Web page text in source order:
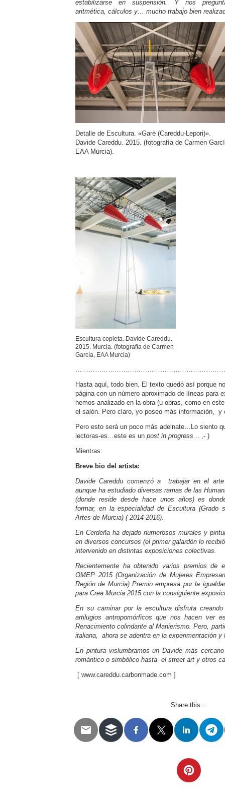
estabilizarse en suspensión. Y nos
aritmética, cálculos y… mucho trabajo bien
Detalle de Escultura. «Garè (Careddu-Lepori)».
Davide Careddu. 2015. (fotografía de Carmen
EAA Murcia).
Escultura copleta. Davide Careddu.
2015. Murcia. (fotografía de Carmen
García, EAA Murcia)
Hasta aquí, todo bien. El texto quedó así porque
página con un número aproximado de líneas para
hemos analizado en la obra (u obras, como en
el salón. Pero claro, yo poseo más información, y
Pero esto será un poco más adelnate…Lo siento
lectoras-es…este es un post in progress.
.. ,- )
Mientras:
Breve bio del artista:
Davide Careddu comenzó a trabajar en el
aunque ha estudiado diversas ramas de las
(donde reside desde hace unos años) es
formar, en la especialidad de Escultura (Grado
Artes de Murcia) ( 2014-2016).
En Cerdeña ha dejado numerosos murales y
en diversos concursos (el primer galardón lo
intervenido en distintas exposiciones colectivas.
Recientemente ha obtenido varios premios de
OMEP 2015 (Organización de Mujeres
Región de Murcia) Premio empresa por la
para Crea Murcia 2015 con la consiguiente
En su caminar por la escultura disfruta
artilugios antropomórficos que nos hacen ver
Renacimiento colindante al Manierismo. Pero,
italiana, ahora se adentra en la experimentación y
En pintura vislumbramos un Davide más
romántico o simbólico hasta el street art y otros
[ www.careddu.carbonmade.com ]
Share this...